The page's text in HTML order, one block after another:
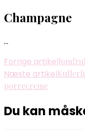
Champagne
…
Forrige artikel
Næste artikel
porrecreme
Du kan